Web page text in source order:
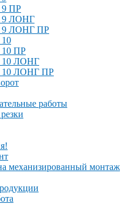
9 ПР
9 ЛОНГ
9 ЛОНГ ПР
10 ПР
10 ЛОНГ
10 ЛОНГ ПР
работы
механизированный монтаж